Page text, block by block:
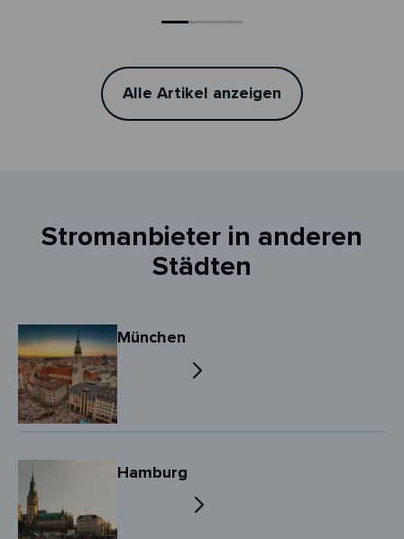
Alle Artikel anzeigen
Stromanbieter in anderen
Städten
München
Hamburg